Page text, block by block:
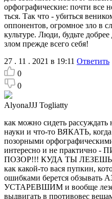
орфографические: почти все
ться. Так что - убиться
оппонентов, огромное зло в
культуре. Люди, будьте
злом прежде всего себя!
27 . 11 . 2021 в 19:11 Ответить
0
0
AlyonaJJJ Togliatty
как можно сидеть
науки и что-то ВЯКАТЬ,
позорными
интересно и не
ПОЗОР!!! КУДА ТЫ
как какой-то вася пупкин,
ошибками берется
УСТАРЕВШИМ и вообще
выдвигать в противовес